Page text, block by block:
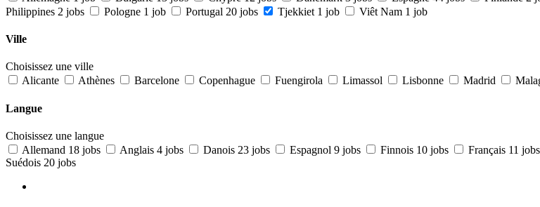
Philippines 2 jobs Pologne 1 job Portugal 20 jobs Tjekkiet 1 job Viêt Nam 1 job
Ville
Choisissez une ville
Alicante
Athènes Barcelone Copenhague Fuengirola Limassol Lisbonne Madrid
Langue
Choisissez une langue
Allemand 18 jobs Anglais 4 jobs Danois 23 jobs Espagnol 9 jobs Finnois 10 jobs Français 11 jobs
Suédois 20 jobs